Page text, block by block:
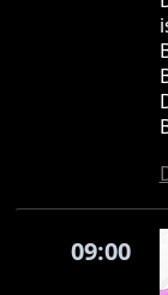
09:00